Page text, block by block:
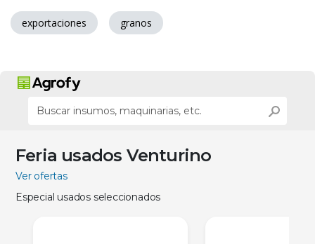
exportaciones granos
Feria usados Venturino
Ver ofertas
Especial usados seleccionados